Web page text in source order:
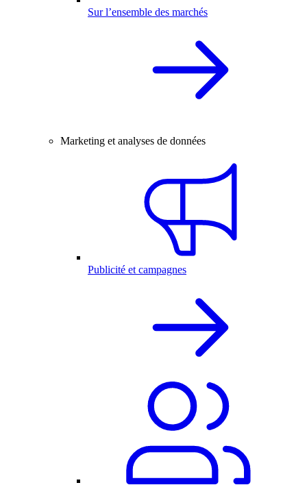
Sur l’ensemble des marchés
Marketing et analyses de données
Publicité et campagnes